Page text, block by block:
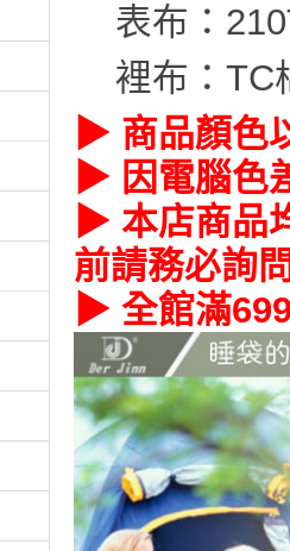
表布：
裡布：TC
▶ 商品顏色
▶ 因電腦色
▶ 本店商品
前請務必詢
▶ 全館滿